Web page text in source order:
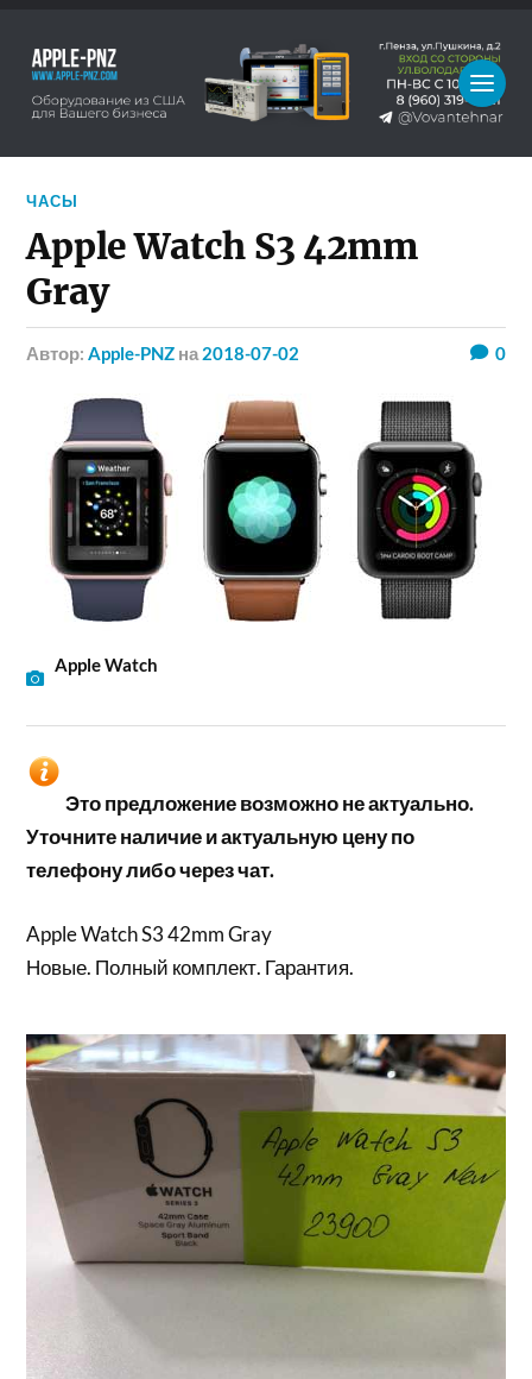
ЧАСЫ
Apple Watch S3 42mm
Gray
Автор:Apple-PNZ на 2018-07-02 0
Apple Watch
Это предложение возможно не актуально.
Уточните наличие и актуальную цену по
телефону либо через чат.
Apple Watch S3 42mm Gray
Новые. Полный комплект. Гарантия.